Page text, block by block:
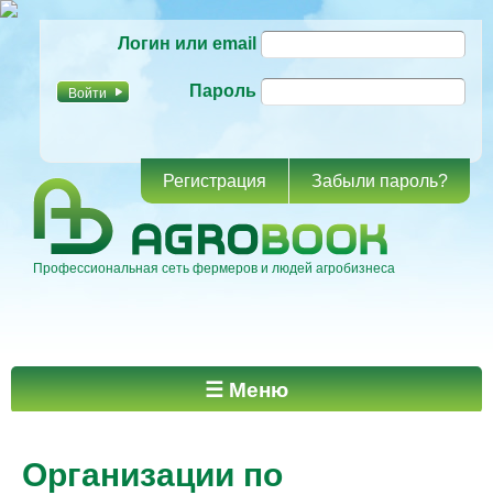
основному
Логин или email
Пароль
Регистрация Забыли пароль?
Профессиональная сеть фермеров и людей агробизнеса
Главное меню ☰ Меню
Организации по